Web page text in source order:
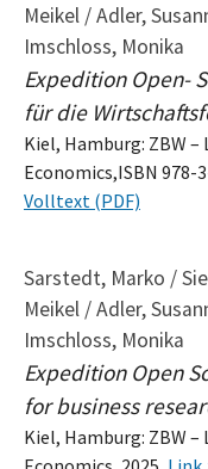
Meikel / Adler,
Imschloss, Monika
Expedition Open-
für die
Kiel, Hamburg: ZBW
Economics,ISBN 978-
Volltext (PDF)
Sarstedt, Marko /
Meikel / Adler,
Imschloss, Monika
Expedition Open
for business
Kiel, Hamburg: ZBW